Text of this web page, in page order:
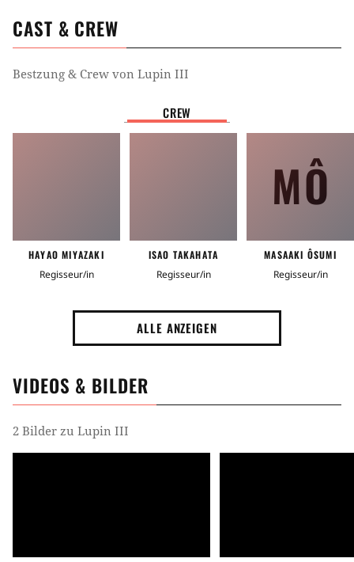
CAST & CREW
Bestzung & Crew von Lupin III
CREW
HAYAO MIYAZAKI
Regisseur/in
ISAO TAKAHATA
Regisseur/in
MÔ
MASAAKI ÔSUMI
Regisseur/in
ALLE ANZEIGEN
VIDEOS & BILDER
2 Bilder zu Lupin III